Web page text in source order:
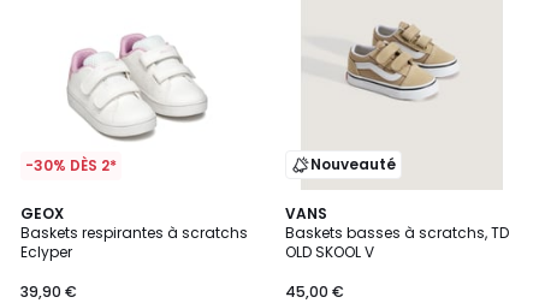
-30% DÈS 2*
GEOX
Baskets respirantes à scratchs
Eclyper
39,90 €
5
/
5
Nouveauté
VANS
Baskets basses à scratchs, TD
OLD SKOOL V
45,00 €